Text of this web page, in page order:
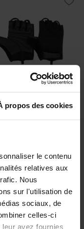
propos des cookies
le contenu
relatives aux
Nous
sur l'utilisation de
sociaux, de
celles-ci
avez fournies
Style Women's Leather